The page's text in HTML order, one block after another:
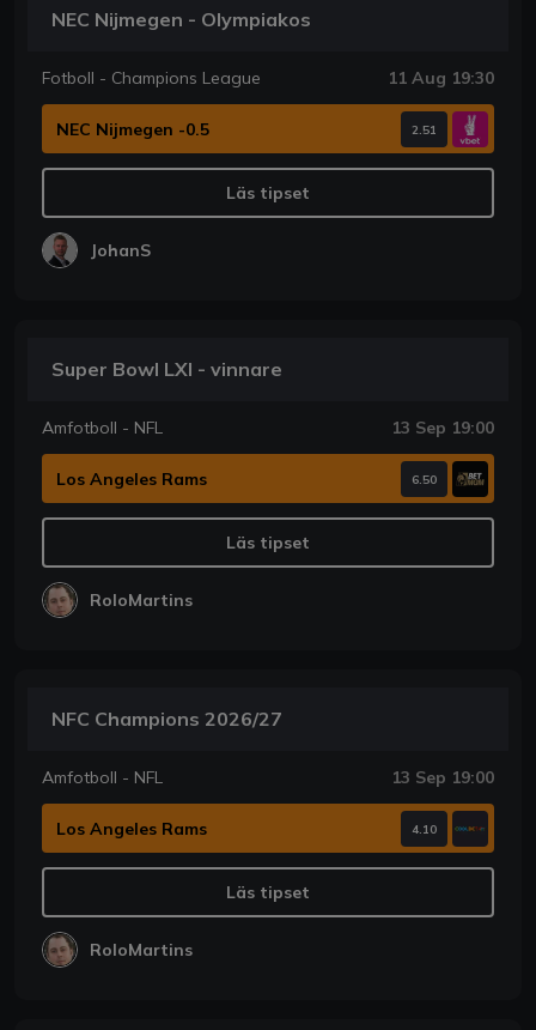
NEC Nijmegen - Olympiakos
Fotboll - Champions League 11 Aug 19:30
NEC Nijmegen -0.5 2.51
Läs tipset
JohanS
Super Bowl LXI - vinnare
Amfotboll - NFL 13 Sep 19:00
Los Angeles Rams 6.50
Läs tipset
RoloMartins
NFC Champions 2026/27
Amfotboll - NFL 13 Sep 19:00
Los Angeles Rams 4.10
Läs tipset
RoloMartins